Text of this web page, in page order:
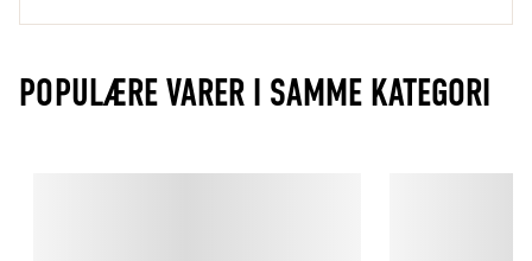
POPULÆRE VARER I SAMME KATEGORI